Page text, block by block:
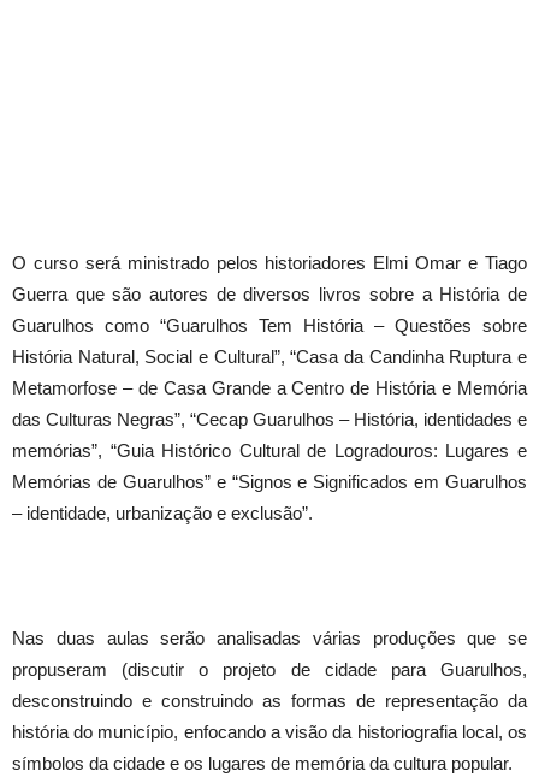
O curso será ministrado pelos historiadores Elmi Omar e Tiago
Guerra que são autores de diversos livros sobre a História de
Guarulhos como “Guarulhos Tem História – Questões sobre
História Natural, Social e Cultural”, “Casa da Candinha Ruptura e
Metamorfose – de Casa Grande a Centro de História e Memória
das Culturas Negras”, “Cecap Guarulhos – História, identidades e
memórias”, “Guia Histórico Cultural de Logradouros: Lugares e
Memórias de Guarulhos” e “Signos e Significados em Guarulhos
– identidade, urbanização e exclusão”.
Nas duas aulas serão analisadas várias produções que se
propuseram (discutir o projeto de cidade para Guarulhos,
desconstruindo e construindo as formas de representação da
história do município, enfocando a visão da historiografia local, os
símbolos da cidade e os lugares de memória da cultura popular.